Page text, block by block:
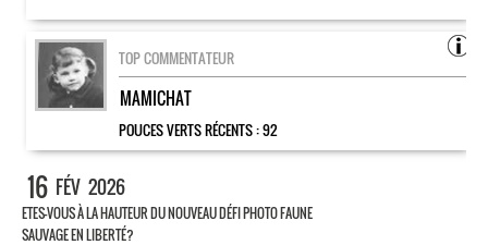
TOP COMMENTATEUR
MAMICHAT
POUCES VERTS RÉCENTS :92
16 FÉV 2026
ETES-VOUS À LA HAUTEUR DU NOUVEAU DÉFI PHOTO FAUNE
SAUVAGE EN LIBERTÉ?